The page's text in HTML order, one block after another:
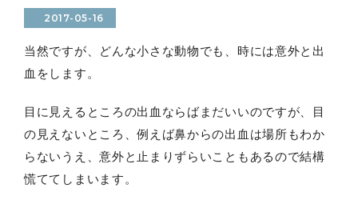
2017-05-16
当然ですが、どんな小さな動物でも、時には意外と出
血をします。
目に見えるところの出血ならばまだいいのですが、目
の見えないところ、例えば鼻からの出血は場所もわか
らないうえ、意外と止まりずらいこともあるので結構
慌ててしまいます。